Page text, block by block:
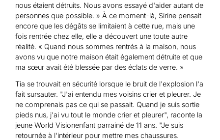
nous étaient détruits. Nous avons essayé d'aider autant de
personnes que possible. » À ce moment-là, Sirine pensait
encore que les dégâts se limitaient à cette rue, mais une
fois rentrée chez elle, elle a découvert une toute autre
réalité. « Quand nous sommes rentrés à la maison, nous
avons vu que notre maison était également détruite et que
ma sœur avait été blessée par des éclats de verre. »
Tia se trouvait en sécurité lorsque le bruit de l'explosion l'a
fait sursauter. "J'ai entendu mes voisins crier et pleurer. Je
ne comprenais pas ce qui se passait. Quand je suis sortie
pieds nus, j'ai vu tout le monde crier et pleurer", raconte la
jeune World Visionenfant parrainé de 11 ans. "Je suis
retournée à l'intérieur pour mettre mes chaussures.